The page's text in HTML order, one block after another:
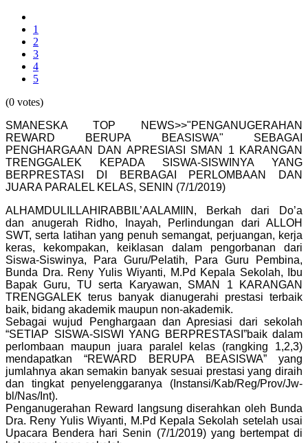
1
2
3
4
5
(0 votes)
SMANESKA TOP NEWS>>"PENGANUGERAHAN
REWARD BERUPA BEASISWA" SEBAGAI
PENGHARGAAN DAN APRESIASI SMAN 1 KARANGAN
TRENGGALEK KEPADA SISWA-SISWINYA YANG
BERPRESTASI DI BERBAGAI PERLOMBAAN DAN
JUARA PARALEL KELAS, SENIN (7/1/2019)
ALHAMDULILLAHIRABBIL’AALAMIIN, Berkah dari Do’a
dan anugerah Ridho, Inayah, Perlindungan dari ALLOH
SWT, serta latihan yang penuh semangat, perjuangan, kerja
keras, kekompakan, keiklasan dalam pengorbanan dari
Siswa-Siswinya, Para Guru/Pelatih, Para Guru Pembina,
Bunda Dra. Reny Yulis Wiyanti, M.Pd Kepala Sekolah, Ibu
Bapak Guru, TU serta Karyawan, SMAN 1 KARANGAN
TRENGGALEK terus banyak dianugerahi prestasi terbaik
baik, bidang akademik maupun non-akademik.
Sebagai wujud Penghargaan dan Apresiasi dari sekolah
“SETIAP SISWA-SISWI YANG BERPRESTASI”baik dalam
perlombaan maupun juara paralel kelas (rangking 1,2,3)
mendapatkan “REWARD BERUPA BEASISWA” yang
jumlahnya akan semakin banyak sesuai prestasi yang diraih
dan tingkat penyelenggaranya (Instansi/Kab/Reg/Prov/Jw-
bl/Nas/Int).
Penganugerahan Reward langsung diserahkan oleh Bunda
Dra. Reny Yulis Wiyanti, M.Pd Kepala Sekolah setelah usai
Upacara Bendera hari Senin (7/1/2019) yang bertempat di